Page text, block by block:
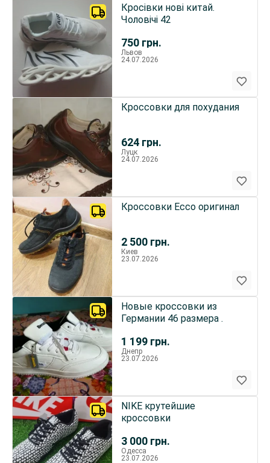
750 грн.
Кросівки нові китай.
Чоловічі 42
Львов
24.07.2026
624 грн.
Кроссовки для похудания
Луцк
24.07.2026
2 500 грн.
Кроссовки Ecco оригинал
Киев
23.07.2026
1 199 грн.
Новые кроссовки из
Германии 46 размера .
Днепр
23.07.2026
3 000 грн.
NIKE крутейшие
кроссовки
Одесса
23.07.2026